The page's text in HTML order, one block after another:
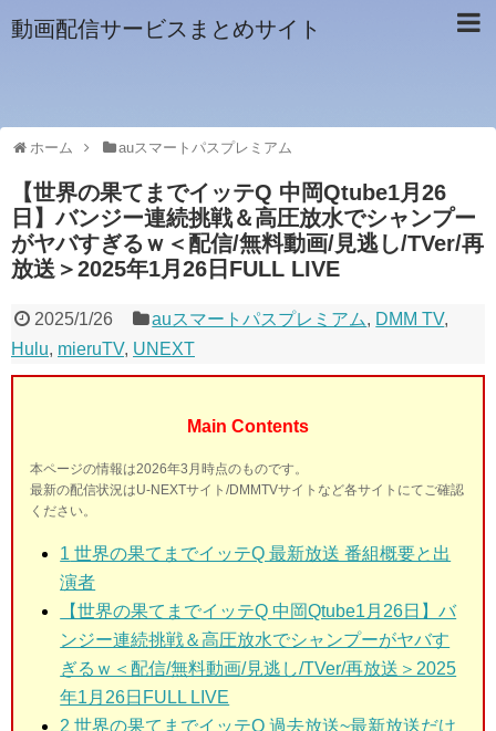
動画配信サービスまとめサイト
ホーム auスマートパスプレミアム
【世界の果てまでイッテQ 中岡Qtube1月26
日】バンジー連続挑戦＆高圧放水でシャンプー
がヤバすぎるｗ＜配信/無料動画/見逃し/TVer/再
放送＞2025年1月26日FULL LIVE
2025/1/26 auスマートパスプレミアム, DMM TV,
Hulu, mieruTV, UNEXT
Main Contents
本ページの情報は2026年3月時点のものです。
最新の配信状況はU-NEXTサイト/DMMTVサイトなど各サイトにてご確認
ください。
1 世界の果てまでイッテQ 最新放送 番組概要と出
演者
【世界の果てまでイッテQ 中岡Qtube1月26日】バ
ンジー連続挑戦＆高圧放水でシャンプーがヤバす
ぎるｗ＜配信/無料動画/見逃し/TVer/再放送＞2025
年1月26日FULL LIVE
2 世界の果てまでイッテQ 過去放送~最新放送だけ